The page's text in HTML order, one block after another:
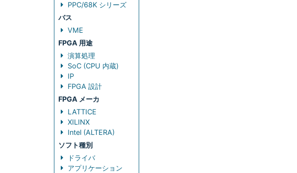
PPC/68K シリーズ
バス
VME
FPGA 用途
演算処理
SoC (CPU 内蔵)
IP
FPGA 設計
FPGA メーカ
LATTICE
XILINX
Intel (ALTERA)
ソフト種別
ドライバ
アプリケーション